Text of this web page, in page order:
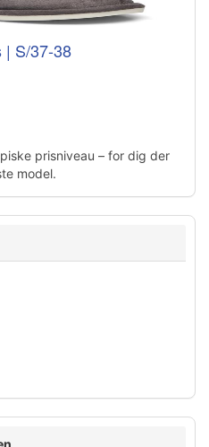
| S/37-38
prisniveau – for dig der
model.